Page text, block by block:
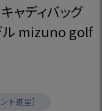
ャディバッグ
ル mizuno golf
ト進呈］